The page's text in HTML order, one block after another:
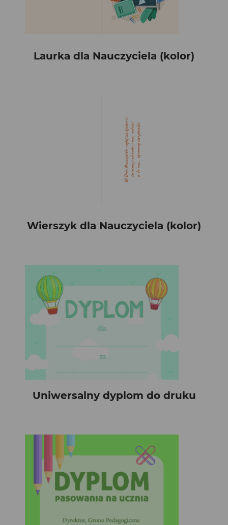
Laurka dla Nauczyciela (kolor)
Wierszyk dla Nauczyciela (kolor)
Uniwersalny dyplom do druku